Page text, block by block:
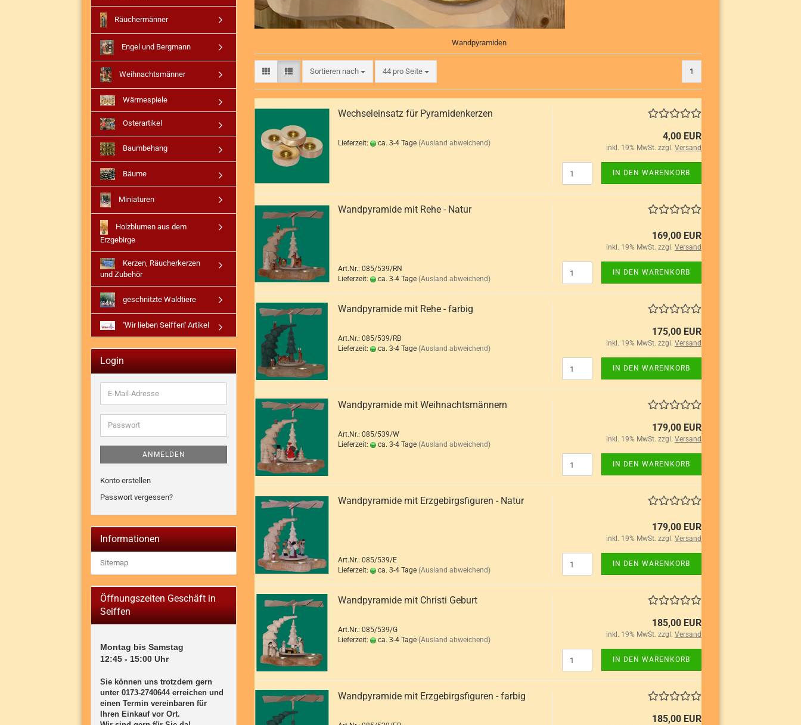
Wandpyramiden
Sortieren nach
Sortieren nach 44 pro Seite
pro Seite 1
Wechseleinsatz für Pyramidenkerzen
Lieferzeit: ca. 3-4 Tage (Ausland abweichend)
4,00 EUR
inkl. 19% MwSt. zzgl. Versand
IN DEN WARENKORB
Wandpyramide mit Rehe - Natur
Art.Nr.: 085/539/RN
Lieferzeit:
ca. 3-4 Tage (Ausland abweichend)
169,00 EUR
inkl. 19% MwSt. zzgl. Versand
IN DEN WARENKORB
Wandpyramide mit Rehe - farbig
Art.Nr.: 085/539/RB
Lieferzeit:
ca. 3-4 Tage (Ausland abweichend)
175,00 EUR
inkl. 19% MwSt. zzgl. Versand
IN DEN WARENKORB
Wandpyramide mit Weihnachtsmännern
Art.Nr.: 085/539/W
Lieferzeit:
ca. 3-4 Tage (Ausland abweichend)
179,00 EUR
inkl. 19% MwSt. zzgl. Versand
IN DEN WARENKORB
Wandpyramide mit Erzgebirgsfiguren - Natur
Art.Nr.: 085/539/E
Lieferzeit:
ca. 3-4 Tage (Ausland abweichend)
179,00 EUR
inkl. 19% MwSt. zzgl. Versand
IN DEN WARENKORB
Wandpyramide mit Christi Geburt
Art.Nr.: 085/539/G
Lieferzeit:
ca. 3-4 Tage (Ausland abweichend)
185,00 EUR
inkl. 19% MwSt. zzgl. Versand
IN DEN WARENKORB
Wandpyramide mit Erzgebirgsfiguren - farbig
185,00 EUR
Räuchermänner
Engel und Bergmann
Weihnachtsmänner
Wärmespiele
Osterartikel
Baumbehang
Bäume
Miniaturen
Holzblumen aus dem
Erzgebirge
Kerzen, Räucherkerzen
und Zubehör
geschnitzte Waldtiere
''Wir lieben Seiffen'' Artikel
Login
E-
Mail-
Adresse
Passwort
ANMELDEN
Konto erstellen
Passwort vergessen?
Informationen
Sitemap
Öffnungszeiten Geschäft in
Seiffen
Montag bis Samstag
12:45 - 15:00 Uhr
Sie können uns trotzdem gern
unter 0173-2740644 erreichen und
einen Termin vereinbaren für
Ihren Einkauf vor Ort.